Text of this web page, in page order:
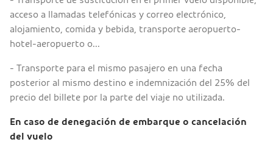
acceso a llamadas telefónicas y correo electrónico,
alojamiento, comida y bebida, transporte aeropuerto-
hotel-aeropuerto o...
- Transporte para el mismo pasajero en una fecha
posterior al mismo destino e indemnización del 25% del
precio del billete por la parte del viaje no utilizada.
En caso de denegación de embarque o cancelación
del vuelo